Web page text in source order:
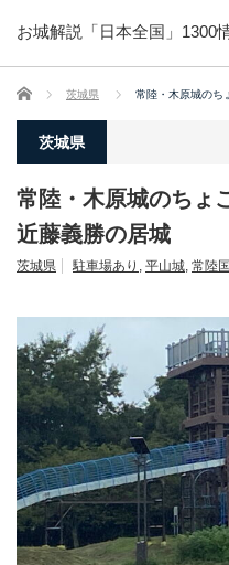
お城解説「日本全国」1300
ホーム 茨城県 常陸・木原城のち
茨城県
常陸・木原城のちょ
近藤義勝の居城
茨城県 駐車場あり , 平山城, 常陸国